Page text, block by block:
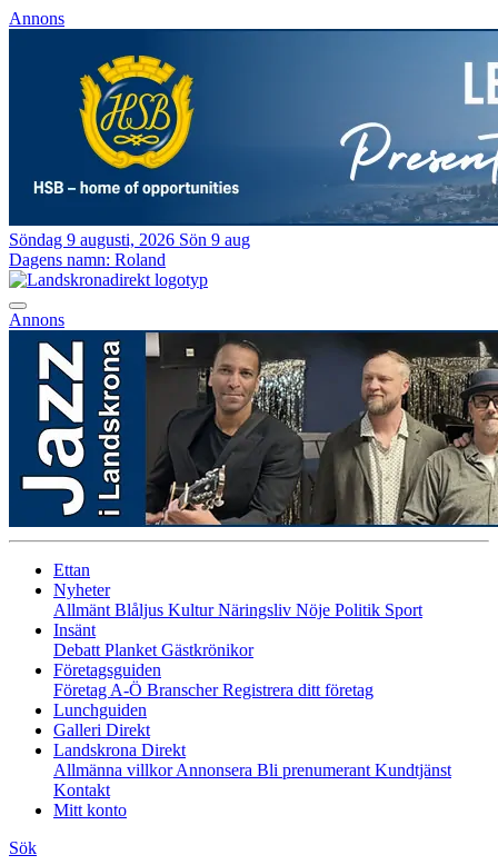
Annons
Söndag 9 augusti, 2026 Sön 9 aug
Dagens namn: Roland
Annons
Ettan
Nyheter
Allmänt Blåljus KulturNäringsliv Nöje Politik Sport
Insänt
Debatt Planket Gästkrönikor
Företagsguiden
Företag A-Ö BranscherRegistrera ditt företag
Lunchguiden
Galleri Direkt
Landskrona Direkt
Allmänna villkorAnnonsera Bli prenumerant Kundtjänst
Kontakt
Mitt konto
Sök